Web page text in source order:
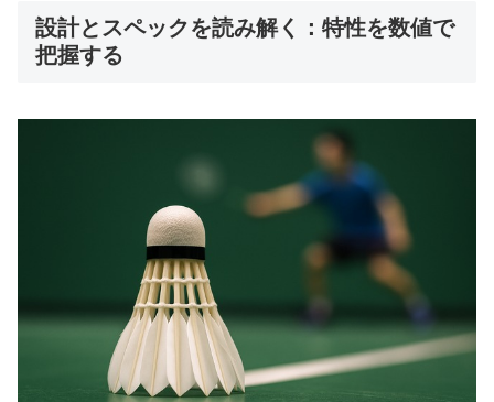
設計とスペックを読み解く：特性を数値で
把握する